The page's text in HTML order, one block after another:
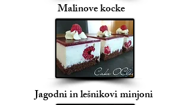
Jagodni in lešnikovi minjoni
Malinove kocke